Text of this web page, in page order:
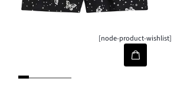
[node-product-wishlist]